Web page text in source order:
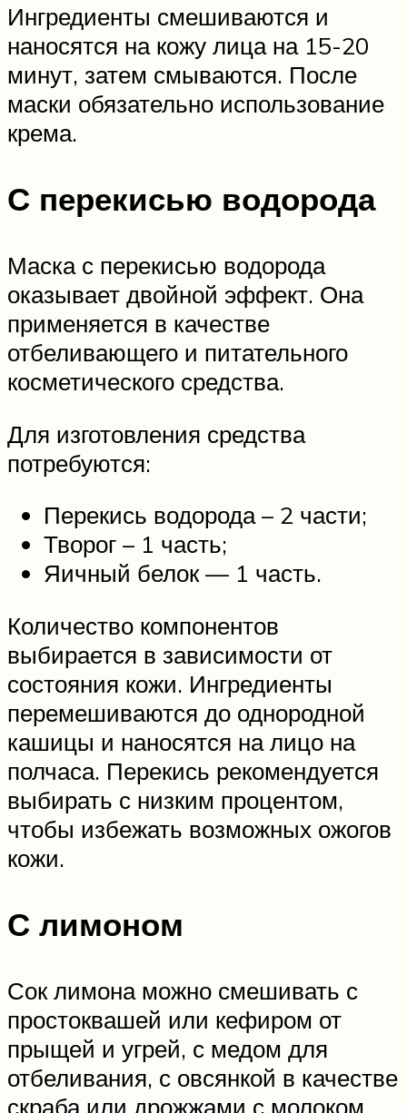
Ингредиенты смешиваются и
наносятся на кожу лица на 15-20
минут, затем смываются. После
маски обязательно использование
крема.
С перекисью водорода
Маска с перекисью водорода
оказывает двойной эффект. Она
применяется в качестве
отбеливающего и питательного
косметического средства.
Для изготовления средства
потребуются:
Перекись водорода – 2 части;
Творог – 1 часть;
Яичный белок — 1 часть.
Количество компонентов
выбирается в зависимости от
состояния кожи. Ингредиенты
перемешиваются до однородной
кашицы и наносятся на лицо на
полчаса. Перекись рекомендуется
выбирать с низким процентом,
чтобы избежать возможных ожогов
кожи.
С лимоном
Сок лимона можно смешивать с
простоквашей или кефиром от
прыщей и угрей, с медом для
отбеливания, с овсянкой в качестве
скраба или дрожжами с молоком